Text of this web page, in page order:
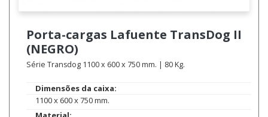
Porta-cargas Lafuente TransDog II
(NEGRO)
Série Transdog 1100 x 600 x 750 mm. | 80 Kg.
Dimensões da caixa:
1100 x 600 x 750 mm.